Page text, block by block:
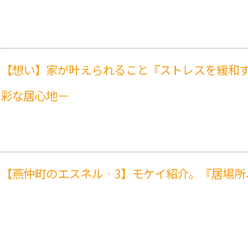
【想い】家が叶えられること『ストレスを緩
彩な居心地－
【燕仲町のエスネル‐3】モケイ紹介。『居場